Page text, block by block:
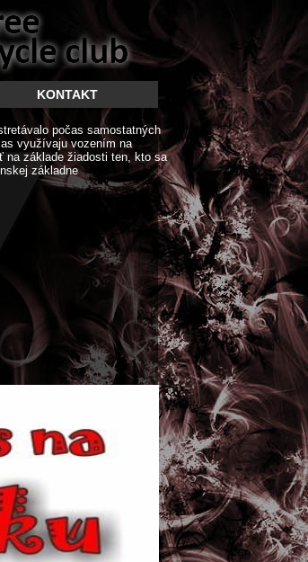
KONTAKT
počas samostatných
využívaju vozením na
na základe žiadosti ten, kto sa
základne